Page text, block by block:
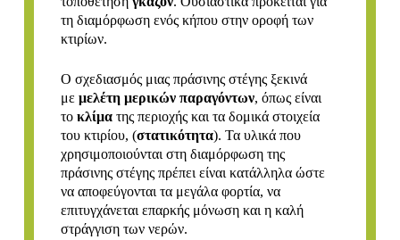
τη διαμόρφωση ενός κήπου στην οροφή των
κτιρίων.
Ο σχεδιασμός μιας πράσινης στέγης ξεκινά
με μελέτη μερικών παραγόντων, όπως είναι
το κλίματης περιοχής και τα δομικά στοιχεία
του κτιρίου, (στατικότητα). Τα υλικά που
χρησιμοποιούνται στη διαμόρφωση της
πράσινης στέγης πρέπει είναι κατάλληλα ώστε
να αποφεύγονται τα μεγάλα φορτία, να
επιτυγχάνεται επαρκής μόνωση και η καλή
στράγγιση των νερών.